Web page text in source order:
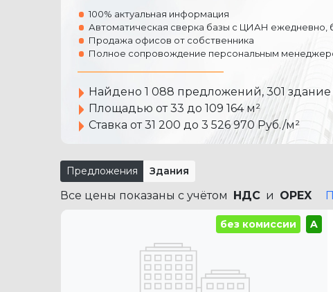
100% актуальная информация
Автоматическая сверка базы с ЦИАН ежедневно,
Продажа офисов от собственника
Полное сопровождение персональным
Найдено 1 088 предложений, 301 здание
Площадью от 33 до 109 164 м²
Ставка от 31 200 до 3 526 970 Руб./м²
Предложения Здания
Все цены показаны с учётом НДС и OPEX
без комиссии A